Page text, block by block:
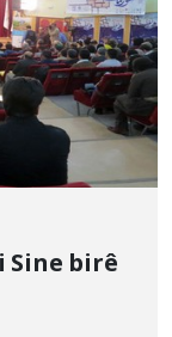
Sine birê